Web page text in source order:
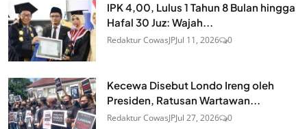
IPK 4,00, Lulus 1 Tahun 8 Bulan hingga
Hafal 30 Juz: Wajah...
Redaktur CowasJPJul 11, 2026 0
Kecewa Disebut Londo Ireng oleh
Presiden, Ratusan Wartawan...
Redaktur CowasJPJul 27, 2026 0